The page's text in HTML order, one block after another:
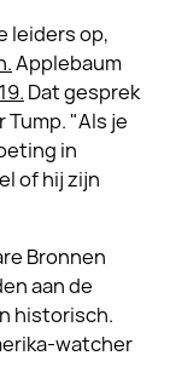
leiders op,
Applebaum
Dat gesprek
Tump. "Als je
in
of hij zijn
Bronnen
aan de
historisch.
watcher